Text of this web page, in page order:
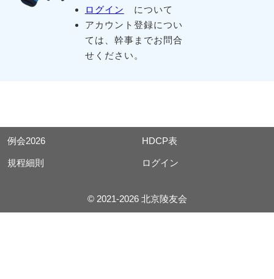
ログイン
について
アカウント登録につい
ては、幹事までお問合
せください。
例会2026 HDCP表
規程細則 ログイン
© 2021-2026 北京陵友会